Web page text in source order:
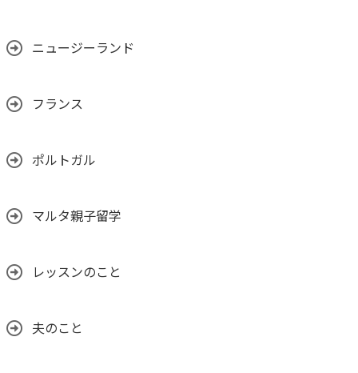
ニュージーランド
フランス
ポルトガル
マルタ親子留学
レッスンのこと
夫のこと